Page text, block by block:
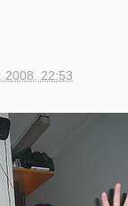
2008, 22:53